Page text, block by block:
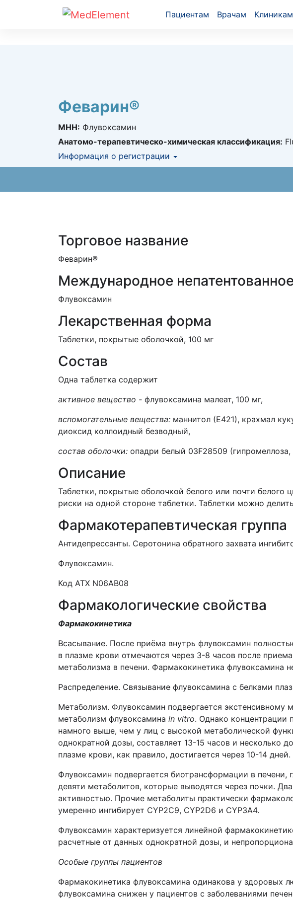
Пациентам Врачам Клиникам
Феварин®
МНН: Флувоксамин
Анатомо-терапевтическо-химическая классификация:
Информация о регистрации
Торговое название
Феварин®
Международное
Флувоксамин
Лекарственная форма
Таблетки, покрытые оболочкой, 100 мг
Состав
Одна таблетка содержит
активное вещество - флувоксамина малеат, 100 мг,
вспомогательные вещества: маннитол (Е421), крахмал
диоксид коллоидный безводный,
состав оболочки: опадри белый 03F28509
Описание
Таблетки, покрытые оболочкой белого или почти белого
риски на одной стороне таблетки. Таблетки можно
Фармакотерапевтическая группа
Антидепрессанты. Серотонина обратного захвата
Флувоксамин.
Код АТХ N06AB08
Фармакологические свойства
Фармакокинетика
Всасывание. После приёма внутрь флувоксамин
в плазме крови отмечаются через 3-8 часов после
метаболизма в печени. Фармакокинетика флувоксамина
Распределение. Связывание флувоксамина с белками
Метаболизм. Флувоксамин подвергается экстенсивному
метаболизм флувоксамина in vitro. Однако концентрации
намного выше, чем у лиц с высокой метаболической
однократной дозы, составляет 13-15 часов и несколько
плазме крови, как правило, достигается через 10-14 дней.
Флувоксамин подвергается биотрансформации в
девяти метаболитов, которые выводятся через почки.
активностью. Прочие метаболиты практически
умеренно ингибирует СYP2С9, CYP2D6 и CYР3А4.
Флувоксамин характеризуется линейной
расчетные от данных однократной дозы, и
Особые группы пациентов
Фармакокинетика флувоксамина одинакова у здоровых
флувоксамина снижен у пациентов с заболеваниями